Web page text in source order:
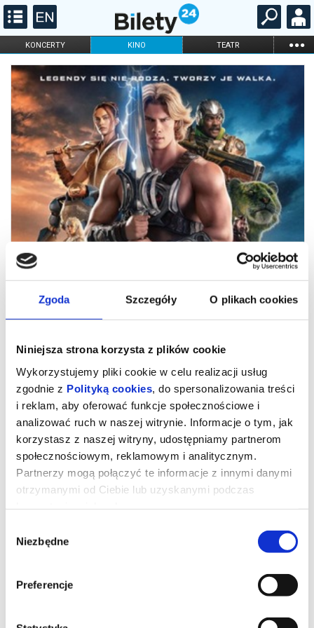
Zgoda Szczegóły O plikach cookies
Niniejsza strona korzysta z plików cookie
Wykorzystujemy pliki cookie w celu realizacji usług
zgodnie z Polityką cookies , do spersonalizowania treści
i reklam, aby oferować funkcje społecznościowe i
analizować ruch w naszej witrynie. Informacje o tym, jak
korzystasz z naszej witryny, udostępniamy partnerom
społecznościowym, reklamowym i analitycznym.
Partnerzy mogą połączyć te informacje z innymi danymi
otrzymanymi od Ciebie lub uzyskanymi podczas
zgody
Niezbędne
Preferencje
KONCERTY KINO TEATR ...
FILHARMONIA OPERA I BALET
DLA DZIECI
ONLINE
Po latach książę Adam wraca na Eternię, by powstrzymać
Szkieletora i jako He-Man ocalić świat oraz swoją rodzinę. Adam
przybywaj!" staje się herosem znanym jako He-man.